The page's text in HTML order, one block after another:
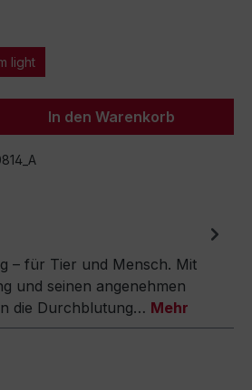
light
Gib den
In den Warenkorb
– für Tier und Mensch. Mit
und seinen angenehmen
die Durchblutung… Mehr